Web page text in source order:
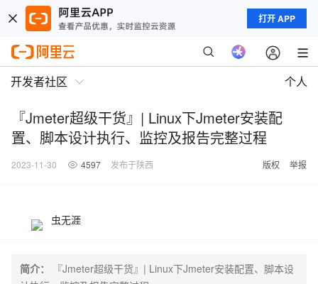
打开 APP
开发者社区 个人
『Jmeter超级干货』| Linux下Jmeter安装配
置、脚本设计执行、监控及报告完整过程
2023-11-30 4597 发布于陕西 版权 举报
虫无涯
简介：
『Jmeter超级干货』| Linux下Jmeter安装配置、脚本设